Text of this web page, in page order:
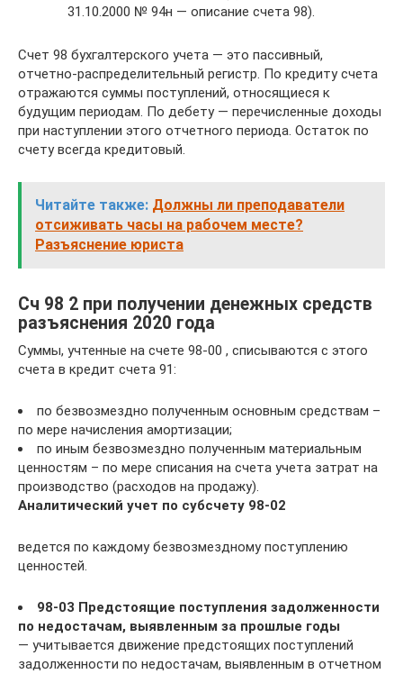
31.10.2000 № 94н — описание счета 98).
Счет 98 бухгалтерского учета — это пассивный,
отчетно-распределительный регистр. По кредиту счета
отражаются суммы поступлений, относящиеся к
будущим периодам. По дебету — перечисленные доходы
при наступлении этого отчетного периода. Остаток по
счету всегда кредитовый.
Читайте также: Должны ли преподаватели
отсиживать часы на рабочем месте?
Разъяснение юриста
Сч 98 2 при получении денежных средств
разъяснения 2020 года
Суммы, учтенные на счете 98-00 , списываются с этого
счета в кредит счета 91:
по безвозмездно полученным основным средствам –
по мере начисления амортизации;
по иным безвозмездно полученным материальным
ценностям – по мере списания на счета учета затрат на
производство (расходов на продажу).
Аналитический учет по субсчету 98-02
ведется по каждому безвозмездному поступлению
ценностей.
98-03 Предстоящие поступления задолженности
по недостачам, выявленным за прошлые годы
— учитывается движение предстоящих поступлений
задолженности по недостачам, выявленным в отчетном